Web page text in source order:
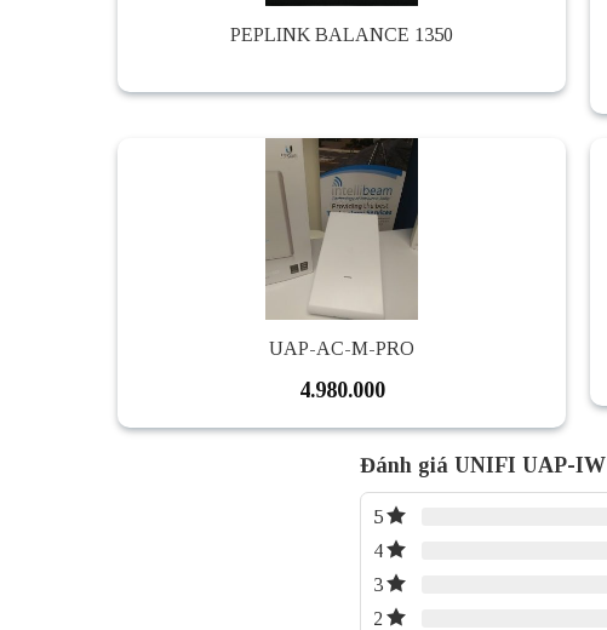
PEPLINK BALANCE 1350
UAP-AC-M-PRO
4.980.000
Đánh giá UNIFI UAP-IW
5
4
3
2